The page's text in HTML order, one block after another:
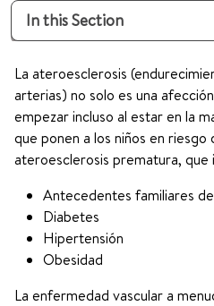
In this Section
La ateroesclerosis
arterias) no solo es una
empezar incluso al estar en la
que ponen a los niños en riesgo
ateroesclerosis prematura, que
Antecedentes familiares
Diabetes
Hipertensión
Obesidad
La enfermedad vascular a